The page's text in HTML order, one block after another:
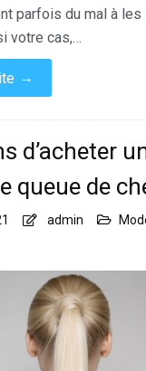
parfois du mal à les
votre cas,…
→
d’acheter
queue de
admin